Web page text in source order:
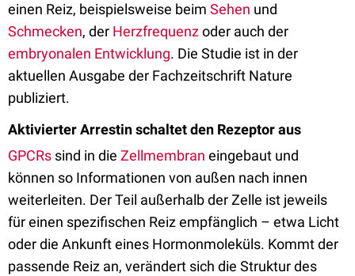
einen Reiz, beispielsweise beim Sehen und
Schmecken, der Herzfrequenzoder auch der
embryonalen Entwicklung. Die Studie ist in der
aktuellen Ausgabe der Fachzeitschrift Nature
publiziert.
Aktivierter Arrestin schaltet den Rezeptor aus
GPCRs sind in die Zellmembran eingebaut und
können so Informationen von außen nach innen
weiterleiten. Der Teil außerhalb der Zelle ist jeweils
für einen spezifischen Reiz empfänglich – etwa Licht
oder die Ankunft eines Hormonmoleküls. Kommt der
passende Reiz an, verändert sich die Struktur des